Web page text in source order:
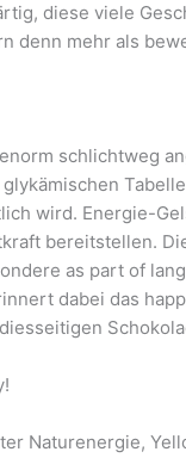
diese viele
denn mehr als
schlichtweg
wird. Energie-
bereitstellen.
as part of
dabei das
Naturenergie,